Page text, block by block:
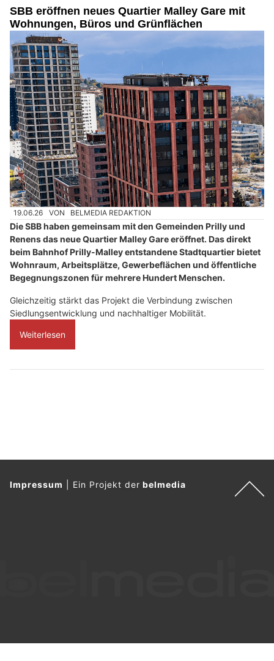
SBB eröffnen neues Quartier Malley Gare mit
Wohnungen, Büros und Grünflächen
19.06.26 VON BELMEDIA REDAKTION
Die SBB haben gemeinsam mit den Gemeinden Prilly und
Renens das neue Quartier Malley Gare eröffnet. Das direkt
beim Bahnhof Prilly-Malley entstandene Stadtquartier bietet
Wohnraum, Arbeitsplätze, Gewerbeflächen und öffentliche
Begegnungszonen für mehrere Hundert Menschen.
Gleichzeitig stärkt das Projekt die Verbindung zwischen
Siedlungsentwicklung und nachhaltiger Mobilität.
Weiterlesen
Impressum Ein Projekt derbelmedia